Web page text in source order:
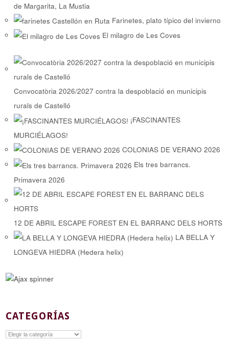
de Margarita, La Mustia
Farinetes, plato típico del invierno
El milagro de Les Coves
Convocatòria 2026/2027 contra la despoblació en municipis
rurals de Castelló
¡FASCINANTES
MURCIÉLAGOS!
COLONIAS DE VERANO 2026
Els tres barrancs.
Primavera 2026
12 DE ABRIL ESCAPE FOREST EN EL BARRANC DELS HORTS
LA BELLA Y
LONGEVA HIEDRA (Hedera helix)
CATEGORÍAS
Categorías